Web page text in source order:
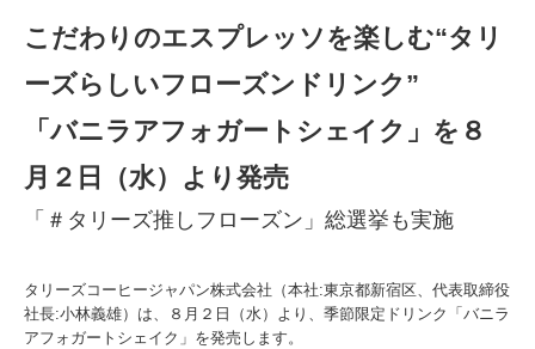
こだわりのエスプレッソを楽しむ“タリ
ーズらしいフローズンドリンク”
「バニラアフォガートシェイク」を８
月２日（水）より発売
「＃タリーズ推しフローズン」総選挙も実施
タリーズコーヒージャパン株式会社（本社:東京都新宿区、代表取締役
社長:小林義雄）は、８月２日（水）より、季節限定ドリンク「バニラ
アフォガートシェイク」を発売します。